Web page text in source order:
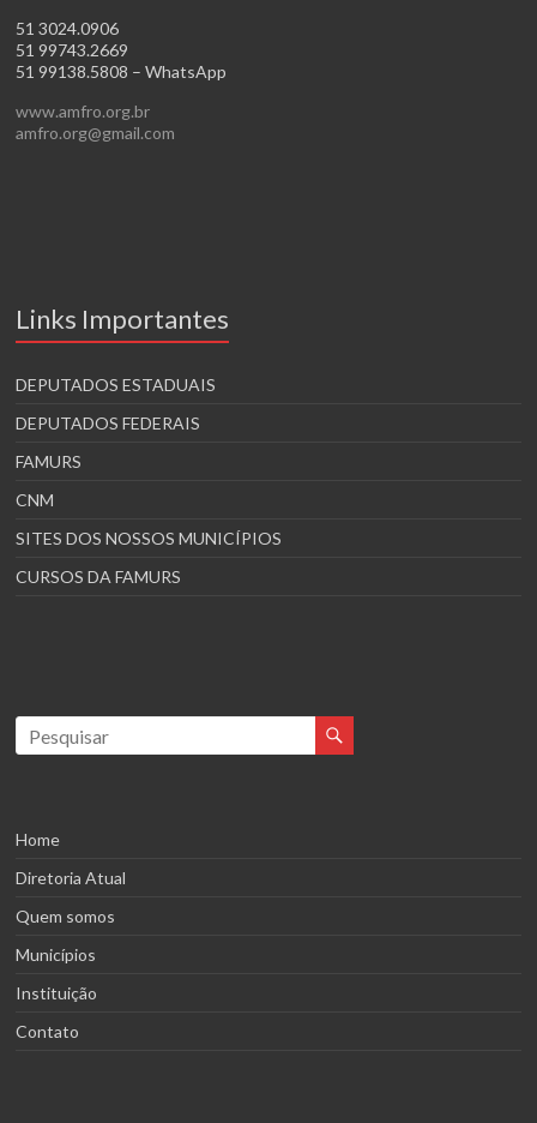
51 3024.0906
51 99743.2669
51 99138.5808 – WhatsApp
www.amfro.org.br
amfro.org@gmail.com
Links Importantes
DEPUTADOS ESTADUAIS
DEPUTADOS FEDERAIS
FAMURS
CNM
SITES DOS NOSSOS MUNICÍPIOS
CURSOS DA FAMURS
Home
Diretoria Atual
Quem somos
Municípios
Instituição
Contato